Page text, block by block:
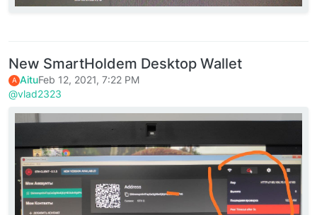
New SmartHoldem Desktop Wallet
A AituFeb 12, 2021, 7:22 PM
@vlad2323